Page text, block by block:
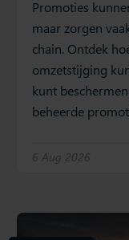
Promoties
maar zorgen
chain. Ontdek
omzetstijging
kunt
beheerde
6 Aug 2026